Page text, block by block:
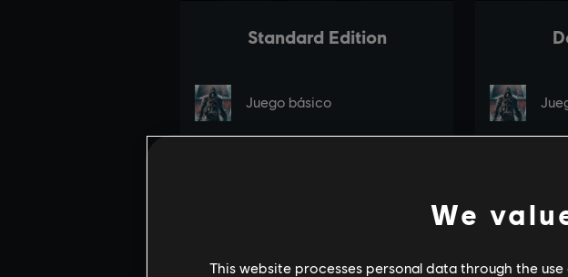
We
This website processes personal data through the